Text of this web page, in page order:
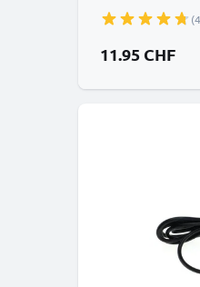
2000mA,
11.95 CHF